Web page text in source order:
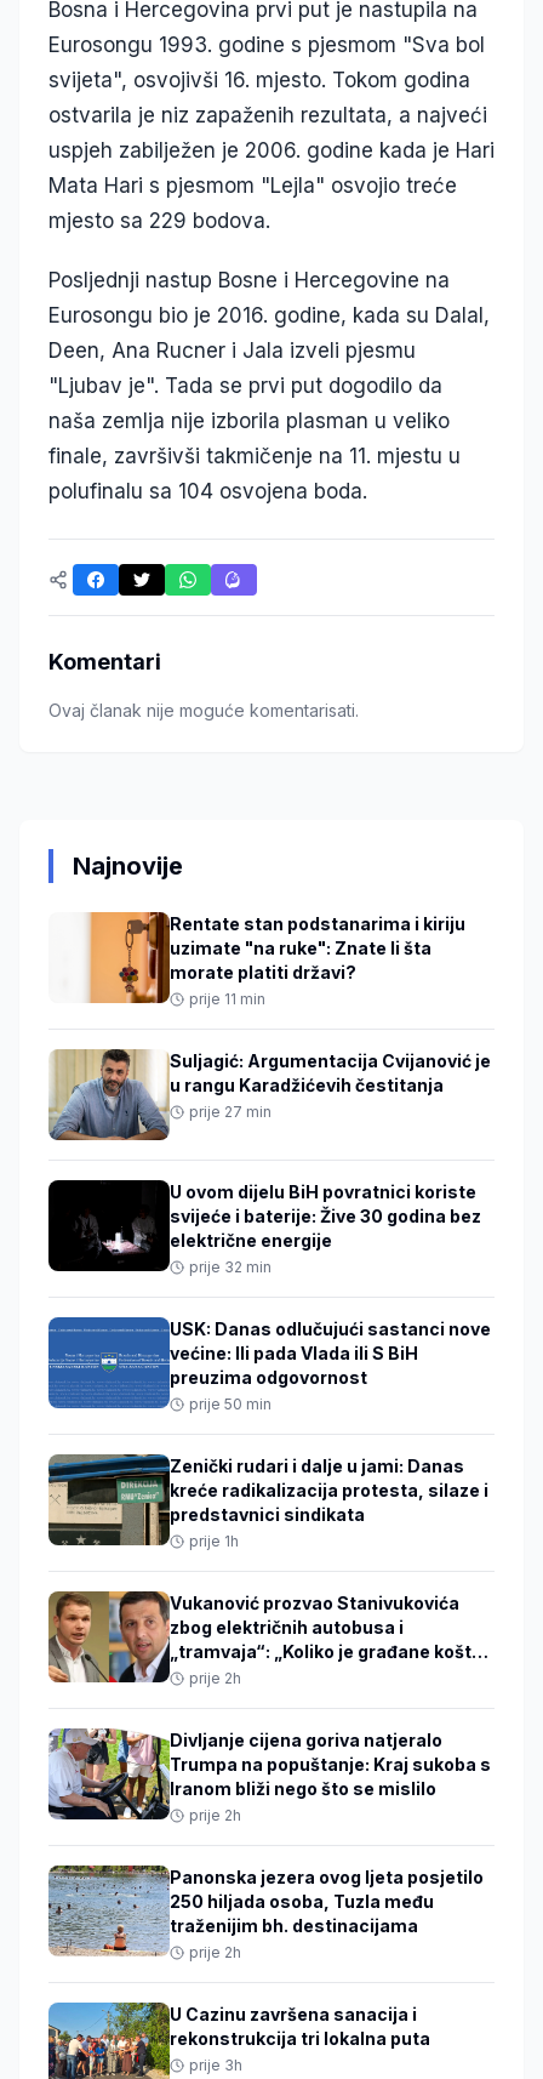
Bosna i Hercegovina prvi put je nastupila na
Eurosongu 1993. godine s pjesmom "Sva bol
svijeta", osvojivši 16. mjesto. Tokom godina
ostvarila je niz zapaženih rezultata, a najveći
uspjeh zabilježen je 2006. godine kada je Hari
Mata Hari s pjesmom "Lejla" osvojio treće
mjesto sa 229 bodova.
Posljednji nastup Bosne i Hercegovine na
Eurosongu bio je 2016. godine, kada su Dalal,
Deen, Ana Rucner i Jala izveli pjesmu
"Ljubav je". Tada se prvi put dogodilo da
naša zemlja nije izborila plasman u veliko
finale, završivši takmičenje na 11. mjestu u
polufinalu sa 104 osvojena boda.
Komentari
Ovaj članak nije moguće komentarisati.
Najnovije
Rentate stan podstanarima i kiriju
uzimate "na ruke": Znate li šta
morate platiti državi?
prije 11 min
Suljagić: Argumentacija Cvijanović je
u rangu Karadžićevih čestitanja
prije 27 min
U ovom dijelu BiH povratnici koriste
svijeće i baterije: Žive 30 godina bez
električne energije
prije 32 min
USK: Danas odlučujući sastanci nove
većine: Ili pada Vlada ili S BiH
preuzima odgovornost
prije 50 min
Zenički rudari i dalje u jami: Danas
kreće radikalizacija protesta, silaze i
predstavnici sindikata
prije 1h
Vukanović prozvao Stanivukovića
zbog električnih autobusa i
„tramvaja“: „Koliko je građane koštao
ovaj projekat?“
prije 2h
Divljanje cijena goriva natjeralo
Trumpa na popuštanje: Kraj sukoba s
Iranom bliži nego što se mislilo
prije 2h
Panonska jezera ovog ljeta posjetilo
250 hiljada osoba, Tuzla među
traženijim bh. destinacijama
prije 2h
U Cazinu završena sanacija i
rekonstrukcija tri lokalna puta
prije 3h